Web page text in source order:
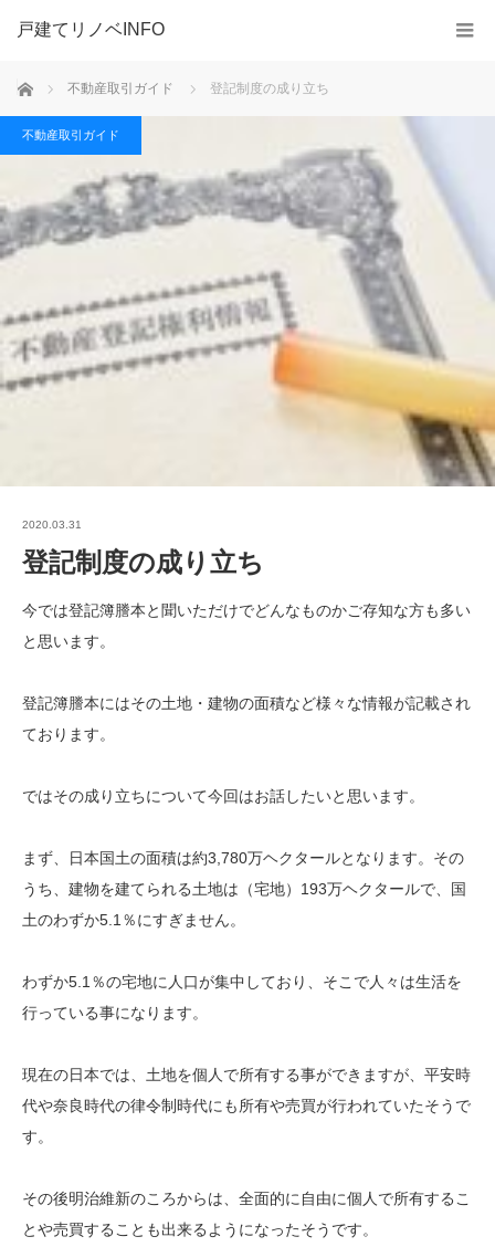
戸建てリノベINFO
ホーム 不動産取引ガイド 登記制度の成り立ち
不動産取引ガイド
2020.03.31
登記制度の成り立ち
今では登記簿謄本と聞いただけでどんなものかご存知な方も多い
と思います。
登記簿謄本にはその土地・建物の面積など様々な情報が記載され
ております。
ではその成り立ちについて今回はお話したいと思います。
まず、日本国土の面積は約3,780万ヘクタールとなります。その
うち、建物を建てられる土地は（宅地）193万ヘクタールで、国
土のわずか5.1％にすぎません。
わずか5.1％の宅地に人口が集中しており、そこで人々は生活を
行っている事になります。
現在の日本では、土地を個人で所有する事ができますが、平安時
代や奈良時代の律令制時代にも所有や売買が行われていたそうで
す。
その後明治維新のころからは、全面的に自由に個人で所有するこ
とや売買することも出来るようになったそうです。